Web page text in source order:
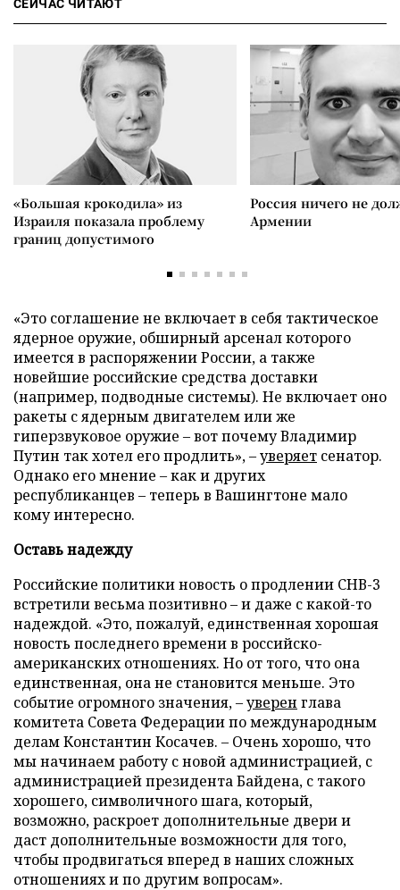
СЕЙЧАС ЧИТАЮТ
«Большая крокодила» из
Израиля показала проблему
границ допустимого
Россия ничего не
Армении
«Это соглашение не включает в себя тактическое
ядерное оружие, обширный арсенал которого
имеется в распоряжении России, а также
новейшие российские средства доставки
(например, подводные системы). Не включает оно
ракеты с ядерным двигателем или же
гиперзвуковое оружие – вот почему Владимир
Путин так хотел его продлить», –уверяет сенатор.
Однако его мнение – как и других
республиканцев – теперь в Вашингтоне мало
кому интересно.
Оставь надежду
Российские политики новость о продлении СНВ-3
встретили весьма позитивно – и даже с какой-то
надеждой. «Это, пожалуй, единственная хорошая
новость последнего времени в российско-
американских отношениях. Но от того, что она
единственная, она не становится меньше. Это
событие огромного значения, –уверен глава
комитета Совета Федерации по международным
делам Константин Косачев. – Очень хорошо, что
мы начинаем работу с новой администрацией, с
администрацией президента Байдена, с такого
хорошего, символичного шага, который,
возможно, раскроет дополнительные двери и
даст дополнительные возможности для того,
чтобы продвигаться вперед в наших сложных
отношениях и по другим вопросам».